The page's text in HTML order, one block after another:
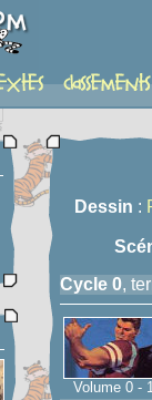
Dessin :
Cycle 0,
Volume 0 -